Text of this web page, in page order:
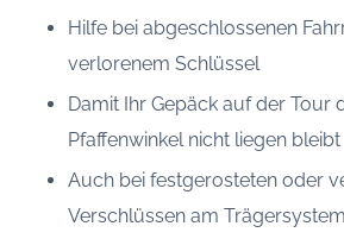
Hilfe bei abgeschlossenen
verlorenem Schlüssel
Damit Ihr Gepäck auf der Tour
Pfaffenwinkel nicht liegen bleibt
Auch bei festgerosteten oder
Verschlüssen am Trägersystem